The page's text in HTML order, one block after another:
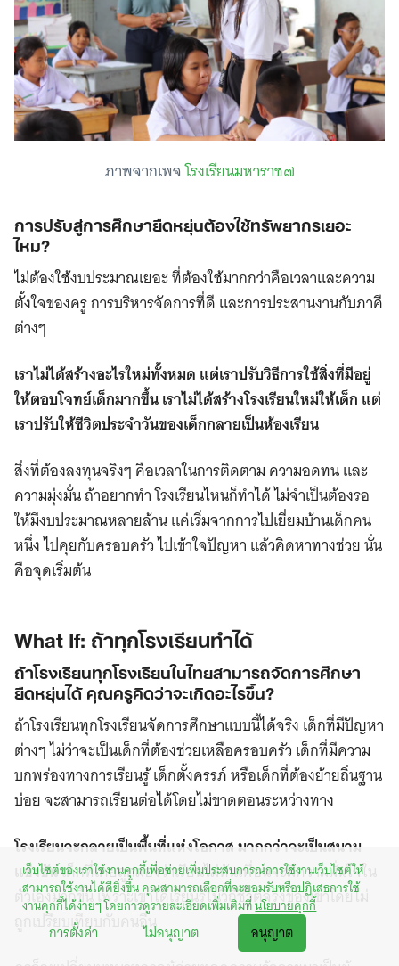
เว็บไซต์ของเราใช้งานคุกกี้เพื่อช่วยเพิ่มประสบการณ์การใช้งานเว็บไซต์ให้
สามารถใช้งานได้ดียิ่งขึ้น คุณสามารถเลือกที่จะยอมรับหรือปฏิเสธการใช้
งานคุกกี้ได้ง่ายๆ โดยการดูรายละเอียดเพิ่มเติมที่นโยบายคุกกี้
การตั้งค่า ไม่อนุญาต อนุญาต
ภาพจากเพจโรงเรียนมหาราช๗
การปรับสู่การศึกษายืดหยุ่นต้องใช้ทรัพยากรเยอะ
ไหม?
ไม่ต้องใช้งบประมาณเยอะ ที่ต้องใช้มากกว่าคือเวลาและความ
ตั้งใจของครู การบริหารจัดการที่ดี และการประสานงานกับภาคี
ต่างๆ
เราไม่ได้สร้างอะไรใหม่ทั้งหมด แต่เราปรับวิธีการใช้สิ่งที่มีอยู่
ให้ตอบโจทย์เด็กมากขึ้น เราไม่ได้สร้างโรงเรียนใหม่ให้เด็ก แต่
เราปรับให้ชีวิตประจำวันของเด็กกลายเป็นห้องเรียน
สิ่งที่ต้องลงทุนจริงๆ คือเวลาในการติดตาม ความอดทน และ
ความมุ่งมั่น ถ้าอยากทำ โรงเรียนไหนก็ทำได้ ไม่จำเป็นต้องรอ
ให้มีงบประมาณหลายล้าน แค่เริ่มจากการไปเยี่ยมบ้านเด็กคน
หนึ่ง ไปคุยกับครอบครัว ไปเข้าใจปัญหา แล้วคิดหาทางช่วย นั่น
คือจุดเริ่มต้น
What If: ถ้าทุกโรงเรียนทำได้
ถ้าโรงเรียนทุกโรงเรียนในไทยสามารถจัดการศึกษา
ยืดหยุ่นได้ คุณครูคิดว่าจะเกิดอะไรขึ้น?
ถ้าโรงเรียนทุกโรงเรียนจัดการศึกษาแบบนี้ได้จริง เด็กที่มีปัญหา
ต่างๆ ไม่ว่าจะเป็นเด็กที่ต้องช่วยเหลือครอบครัว เด็กที่มีความ
บกพร่องทางการเรียนรู้ เด็กตั้งครรภ์ หรือเด็กที่ต้องย้ายถิ่นฐาน
บ่อย จะสามารถเรียนต่อได้โดยไม่ขาดตอนระหว่างทาง
โรงเรียนจะกลายเป็นพื้นที่แห่งโอกาส มากกว่าจะเป็นสนาม
แข่งขันเด็กที่เคยถูกมองว่าเรียนไม่ทันเพื่อนจะมีความมั่นใจใน
ตัวเองมากขึ้น เพราะเขาได้เรียนรู้ในวิถีชีวิตจริงของเขาโดยไม่
ถูกเปรียบเทียบกับคนอื่น